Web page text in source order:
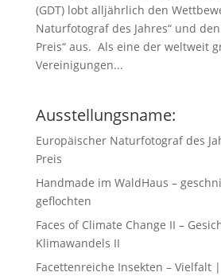
(GDT) lobt alljährlich den
Naturfotograf des Jahres“ und
Preis“ aus. Als eine der weltweit
Vereinigungen...
Ausstellungsname:
Europäischer Naturfotograf des
Preis
Handmade im WaldHaus –
geflochten
Faces of Climate Change II –
Klimawandels II
Facettenreiche Insekten – Vielfalt